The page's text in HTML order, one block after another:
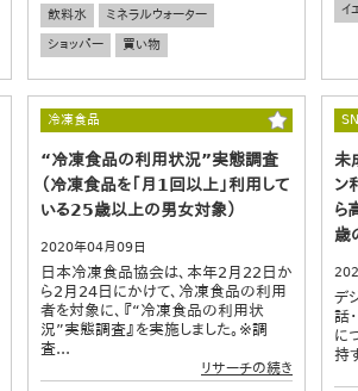
飲料水
ミネラルウォーター
ショッパー
買い物
イ
冷凍食品
“冷凍食品の利用状況”実態調査
（冷凍食品を「月1回以上」利用して
いる25歳以上の男女対象）
2020年04月09日
日本冷凍食品協会は、本年2月22日か
ら2月24日にかけて、冷凍食品の利用
者を対象に、『“冷凍食品の利用状
況”実態調査』を実施しました。※調
査...
リサーチの続き
未
ン
ら
歳
デ
話
に
持